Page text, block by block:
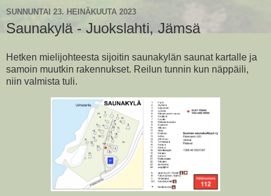
SUNNUNTAI 23. HEINÄKUUTA 2023
Saunakylä - Juokslahti, Jämsä
Hetken mielijohteesta sijoitin saunakylän saunat kartalle ja
samoin muutkin rakennukset. Reilun tunnin kun näppäili,
niin valmista tuli.